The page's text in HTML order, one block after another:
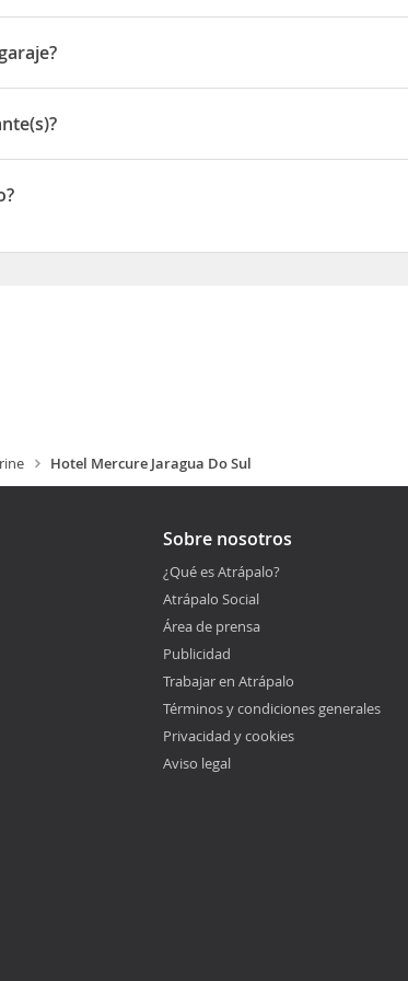
PESSOA, 239
Hotel Mercure Jaragua Do Sul
Sobre nosotros
¿Qué es Atrápalo?
Atrápalo Social
Área de prensa
Publicidad
Trabajar en Atrápalo
Términos y condiciones generales
Privacidad y cookies
Aviso legal